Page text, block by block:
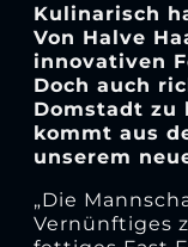
Kulinarisch
Von Halve
innovativen
Doch auch
Domstadt zu
kommt aus
unserem
„Die
Vernünftiges